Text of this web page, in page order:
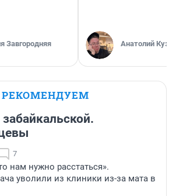
Завгородняя Анатолий
РЕКОМЕНДУЕМ
7
нам нужно расстаться».
уволили из клиники из-за мата в